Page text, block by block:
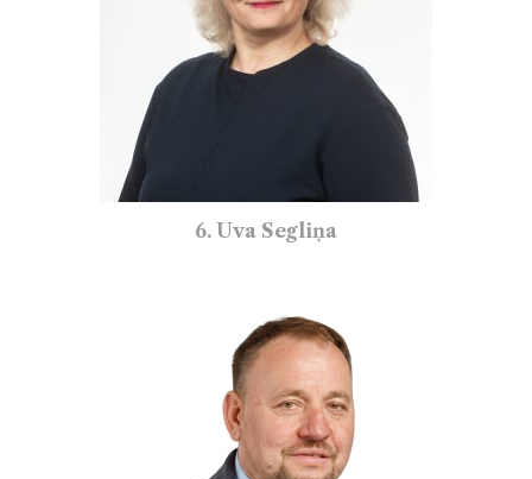
6. Uva Segliņa